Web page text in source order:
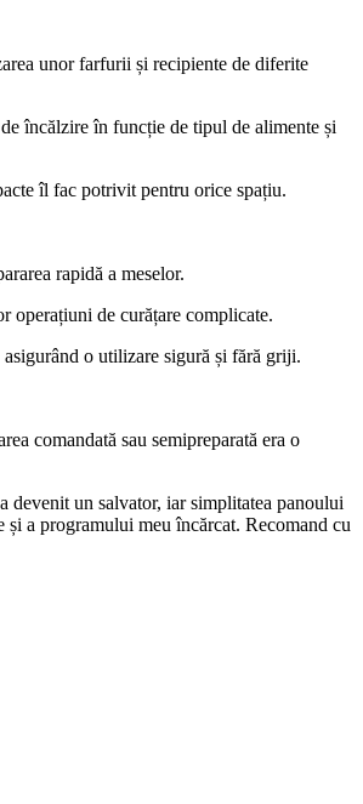
unor farfurii și recipiente de diferite
încălzire în funcție de tipul de alimente și
îl fac potrivit pentru orice spațiu.
rapidă a meselor.
operațiuni de curățare complicate.
o utilizare sigură și fără griji.
comandată sau semipreparată era o
devenit un salvator, iar simplitatea panoului
a programului meu încărcat. Recomand cu